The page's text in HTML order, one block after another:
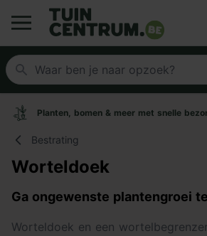
Logo Tuincentrum.be
Planten, bomen & meer met snelle
Bestrating
Worteldoek
Ga ongewenste plantengroei
Worteldoek en een